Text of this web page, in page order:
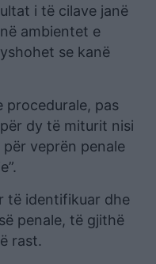
i të cilave janë
ambientet e
se kanë
procedurale, pas
dy të miturit nisi
veprën penale
të identifikuar dhe
penale, të gjithë
rast.